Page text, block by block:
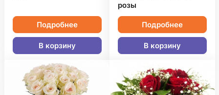
Подробнее
В корзину
розы
Подробнее
В корзину